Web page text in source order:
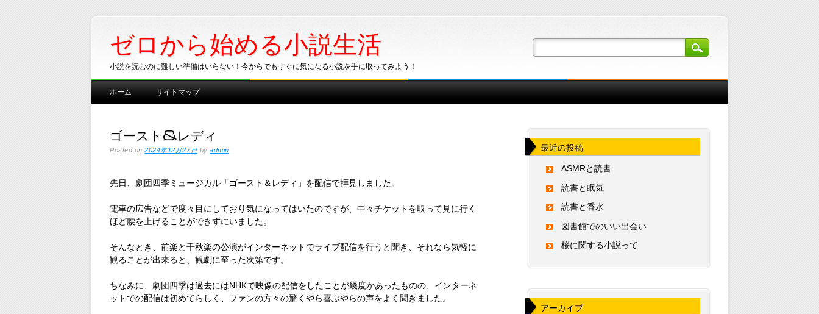
ゼロから始める小説生活
小説を読むのに難しい準備はいらない！今からでもすぐに気になる小説を手に取ってみよう！
Main menu
Skip
ホーム サイトマップ
ゴースト&レディ
Posted on2024年12月27日 byadmin
先日、劇団四季ミュージカル「ゴースト＆レディ」を配信で拝見しました。
電車の広告などで度々目にしており気になってはいたのですが、中々チケットを取って見に行く
ほど腰を上げることができずにいました。
そんなとき、前楽と千秋楽の公演がインターネットでライブ配信を行うと聞き、それなら気軽に
観ることが出来ると、観劇に至った次第です。
ちなみに、劇団四季は過去にはNHKで映像の配信をしたことが幾度かあったものの、インターネ
ットでの配信は初めてらしく、ファンの方々の驚くやら喜ぶやらの声をよく聞きました。
最近の投稿
ASMRと読書
読書と眠気
読書と香水
図書館でのいい出会い
桜に関する小説って
アーカイブ